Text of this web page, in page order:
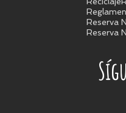
Reserva
Reserva